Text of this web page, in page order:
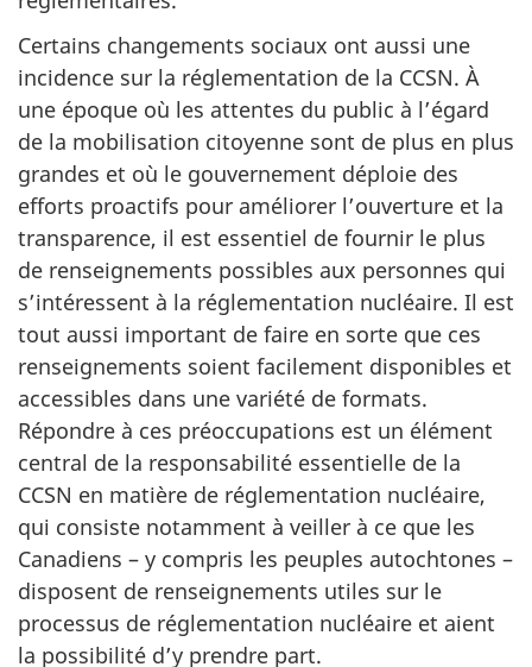
Certains changements sociaux ont aussi une
incidence sur la réglementation de la CCSN. À
une époque où les attentes du public à l’égard
de la mobilisation citoyenne sont de plus en plus
grandes et où le gouvernement déploie des
efforts proactifs pour améliorer l’ouverture et la
transparence, il est essentiel de fournir le plus
de renseignements possibles aux personnes qui
s’intéressent à la réglementation nucléaire. Il est
tout aussi important de faire en sorte que ces
renseignements soient facilement disponibles et
accessibles dans une variété de formats.
Répondre à ces préoccupations est un élément
central de la responsabilité essentielle de la
CCSN en matière de réglementation nucléaire,
qui consiste notamment à veiller à ce que les
Canadiens – y compris les peuples autochtones –
disposent de renseignements utiles sur le
processus de réglementation nucléaire et aient
la possibilité d’y prendre part.